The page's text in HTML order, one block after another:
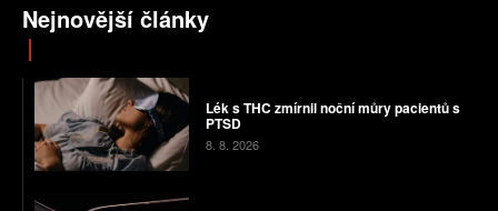
Nejnovější články
Lék s THC zmírnil noční můry pacientů s
PTSD
8. 8. 2026